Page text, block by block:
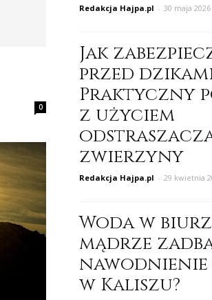
0
Redakcja Hajpa.pl - 30 maja 2026
Jak
przed
Praktyczny
z użyciem
zwierzyny
Redakcja Hajpa.pl - 29 kwietnia
Woda w
mądrze
nawodnienie
w Kaliszu?